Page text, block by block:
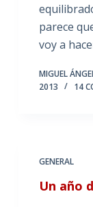
parece
voy a
MIGUEL
2013
14
GENERAL
Un año